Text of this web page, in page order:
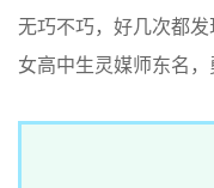
无巧不巧，好几次都
女高中生灵媒师东名